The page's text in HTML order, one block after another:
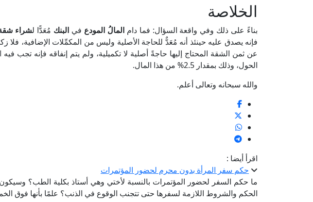
الخلاصة
بناءً على ذلك وفي واقعة السؤال: فما دامالمالُ المودع في البنك مُعَدًّا لشراء
فإنه يصدق عليه حينئذ أنه مُعَدٌّ للحاجة الأصلية وليس من المكمِّلات الإضافية، فلا
عن ثمن الشقة المحتاج إليها حاجةً أصلية لا تكميلية، ولم يتم إنفاقه فإنه تجب فيه
الحول، وذلك بمقدار 2.5% من هذا المال.
والله سبحانه وتعالى أعلم.
اقرأ أيضا :
حكم سفر المرأة بدون محرم لحضور المؤتمرات
ما حكم السفر لحضور المؤتمرات بالنسبة لأختي وهي أستاذ بكلية الطب؟
الحكم والشروط اللازمة لسفرها حتى تتجنب الوقوع في الذنب؟ علمًا بأنها فوق